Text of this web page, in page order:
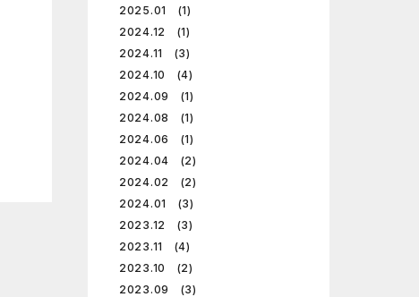
2025.01 (1)
2024.12 (1)
2024.11 (3)
2024.10 (4)
2024.09 (1)
2024.08 (1)
2024.06 (1)
2024.04 (2)
2024.02 (2)
2024.01 (3)
2023.12 (3)
2023.11 (4)
2023.10 (2)
2023.09 (3)